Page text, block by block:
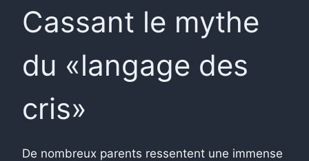
Cassant le mythe
du «langage des
cris»
De nombreux parents ressentent une immense